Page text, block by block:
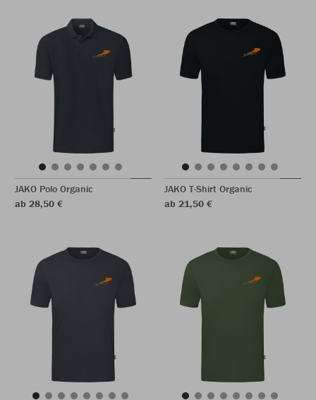
JAKO Polo Organic
ab 28,50 €
JAKO T-Shirt Organic
ab 21,50 €